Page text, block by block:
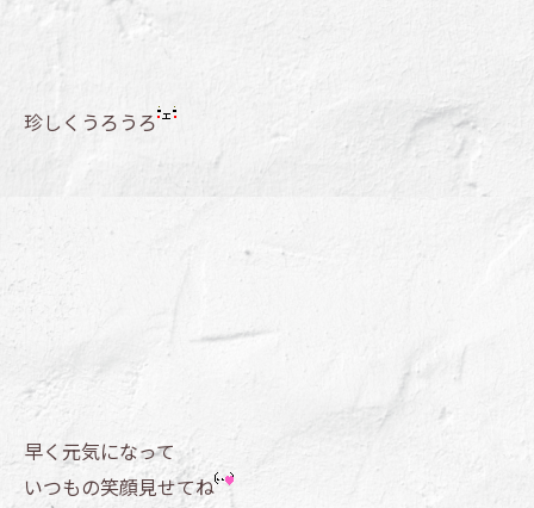
珍しくうろうろ
早く元気になって
いつもの笑顔見せてね